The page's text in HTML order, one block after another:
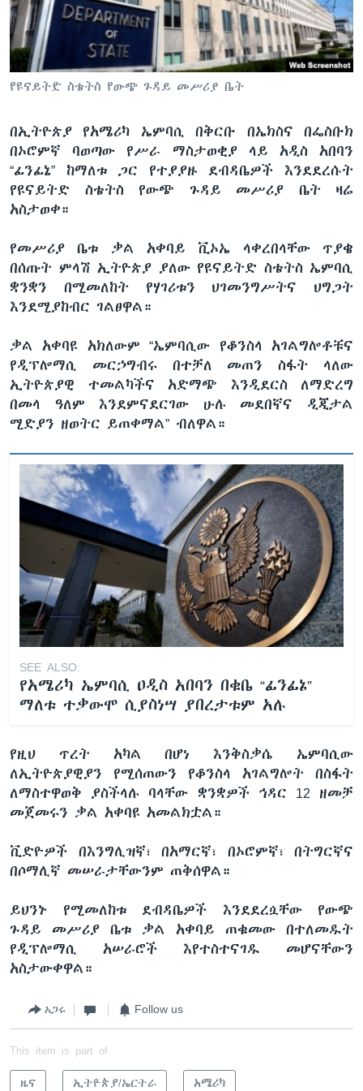
ቋንቋዎች
የዩናይትድ ስቴትስ የውጭ ጉዳይ መሥሪያ ቤት
በኢትዮጵያ የአሜሪካ ኤምባሲ በቅርቡ በኤክስና በፌስቡክ
በኦሮምኛ ባወጣው የሥራ ማስታወቂያ ላይ አዲስ አበባን
“ፊንፊኔ” ከማለቱ ጋር የተያያዙ ደብዳቤዎች እንደደረሱት
የዩናይትድ ስቴትስ የውጭ ጉዳይ መሥሪያ ቤት ዛሬ
አስታወቀ።
የመሥሪያ ቤቱ ቃል አቀባይ ቪኦኤ ላቀረበላቸው ጥያቄ
በሰጡት ምላሽ ኢትዮጵያ ያለው የዩናይትድ ስቴትስ ኤምባሲ
ቋንቋን በሚመለከት የሃገሪቱን ህገመንግሥትና ህግጋት
እንደሚያከብር ገልፀዋል።
ቃል አቀባዩ አክለውም “ኤምባሲው የቆንስላ አገልግሎቶቹና
የዲፕሎማሲ መርኃግብሩ በተቻለ መጠን ስፋት ላለው
ኢትዮጵያዊ ተመልካችና አድማጭ እንዲደርስ ለማድረግ
በመላ ዓለም እንደምናደርገው ሁሉ መደበኛና ዲጂታል
ሚድያን ዘወትር ይጠቀማል” ብለዋል።
SEE ALSO:
የአሜሪካ ኤምባሲ ዐዲስ አበባን በቁቤ “ፊንፊኔ”
ማለቱ ተቃውሞ ሲያስነሣ ያበረታቱም አሉ
የዚህ ጥረት አካል በሆነ እንቅስቃሴ ኤምባሲው
ለኢትዮጵያዊያን የሚሰጠውን የቆንስላ አገልግሎት በስፋት
ለማስተዋወቅ ያስችላሉ ባላቸው ቋንቋዎች ኅዳር 12 ዘመቻ
መጀመሩን ቃል አቀባዩ አመልክቷል።
ቪድዮዎች በእንግሊዝኛ፣ በአማርኛ፣ በኦሮምኛ፣ በትግርኛና
በሶማሊኛ መሠራታቸውንም ጠቅሰዋል።
ይህንኑ የሚመለከቱ ደብዳቤዎች እንደደረሷቸው የውጭ
ጉዳይ መሥሪያ ቤቱ ቃል አቀባይ ጠቁመው በተለመዱት
የዲፕሎማሲ አሠራሮች እየተስተናገዱ መሆናቸውን
አስታውቀዋል።
አጋሩ Follow us
This item is part of
ዜና ኢትዮጵያ/ኤርትራ አሜሪካ